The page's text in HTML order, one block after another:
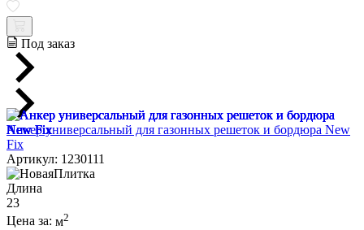
Под заказ
Анкер универсальный для газонных решеток и бордюра New
Fix
Артикул: 1230111
Длина
23
Цена за: м2